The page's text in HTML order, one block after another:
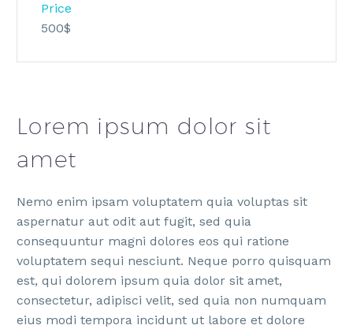
Price
500$
Lorem ipsum dolor sit
amet
Nemo enim ipsam voluptatem quia voluptas sit
aspernatur aut odit aut fugit, sed quia
consequuntur magni dolores eos qui ratione
voluptatem sequi nesciunt. Neque porro quisquam
est, qui dolorem ipsum quia dolor sit amet,
consectetur, adipisci velit, sed quia non numquam
eius modi tempora incidunt ut labore et dolore